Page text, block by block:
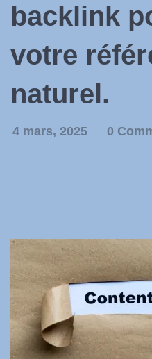
backlink
votre
naturel.
4 mars, 2025 0